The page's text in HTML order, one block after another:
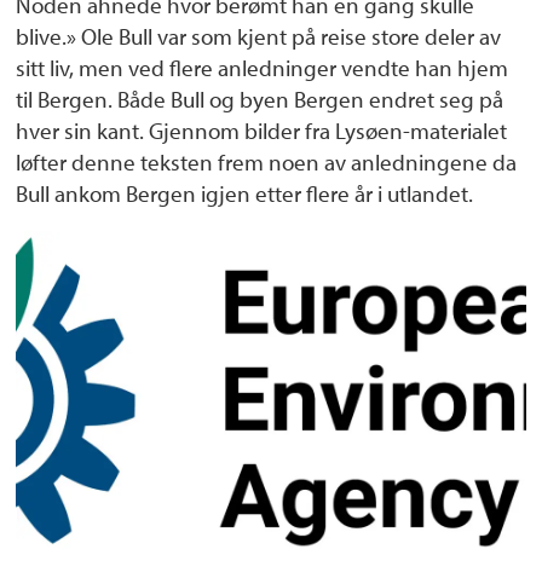
blive.» Ole Bull var som kjent på reise store deler av
sitt liv, men ved flere anledninger vendte han hjem
til Bergen. Både Bull og byen Bergen endret seg på
hver sin kant. Gjennom bilder fra Lysøen-materialet
løfter denne teksten frem noen av anledningene da
Bull ankom Bergen igjen etter flere år i utlandet.